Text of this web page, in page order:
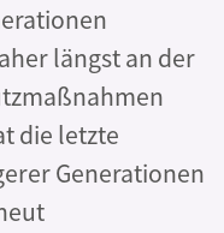
längst an der
die letzte
Generationen